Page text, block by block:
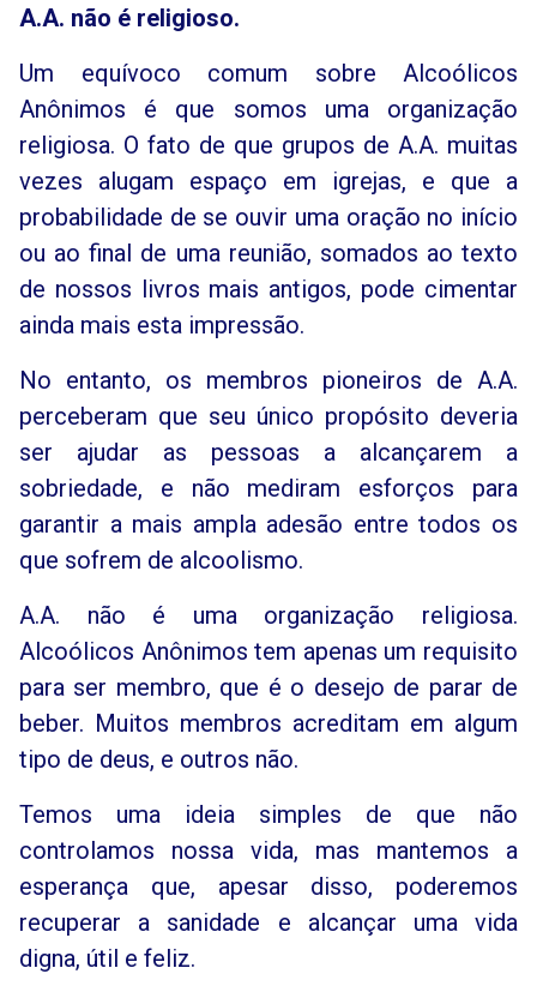
A.A. não é religioso.
Um equívoco comum sobre Alcoólicos
Anônimos é que somos uma organização
religiosa. O fato de que grupos de A.A. muitas
vezes alugam espaço em igrejas, e que a
probabilidade de se ouvir uma oração no início
ou ao final de uma reunião, somados ao texto
de nossos livros mais antigos, pode cimentar
ainda mais esta impressão.
No entanto, os membros pioneiros de A.A.
perceberam que seu único propósito deveria
ser ajudar as pessoas a alcançarem a
sobriedade, e não mediram esforços para
garantir a mais ampla adesão entre todos os
que sofrem de alcoolismo.
A.A. não é uma organização religiosa.
Alcoólicos Anônimos tem apenas um requisito
para ser membro, que é o desejo de parar de
beber. Muitos membros acreditam em algum
tipo de deus, e outros não.
Temos uma ideia simples de que não
controlamos nossa vida, mas mantemos a
esperança que, apesar disso, poderemos
recuperar a sanidade e alcançar uma vida
digna, útil e feliz.